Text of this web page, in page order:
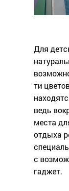
Для
ти
ведь
места
отдыха
с
гаджет.